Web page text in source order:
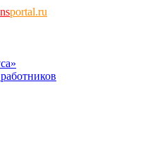
nsportal.ru